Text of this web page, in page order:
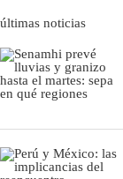
últimas noticias